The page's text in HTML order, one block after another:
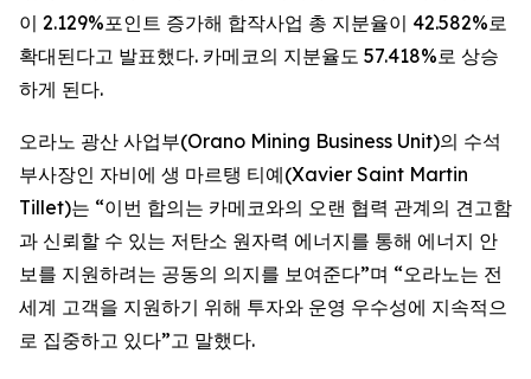
이 2.129%포인트 증가해 합작사업 총 지분율이 42.582%로
확대된다고 발표했다. 카메코의 지분율도 57.418%로 상승
하게 된다.
오라노 광산 사업부(Orano Mining Business Unit)의 수석
부사장인 자비에 생 마르탱 티예(Xavier Saint Martin
Tillet)는 “이번 합의는 카메코와의 오랜 협력 관계의 견고함
과 신뢰할 수 있는 저탄소 원자력 에너지를 통해 에너지 안
보를 지원하려는 공동의 의지를 보여준다”며 “오라노는 전
세계 고객을 지원하기 위해 투자와 운영 우수성에 지속적으
로 집중하고 있다”고 말했다.